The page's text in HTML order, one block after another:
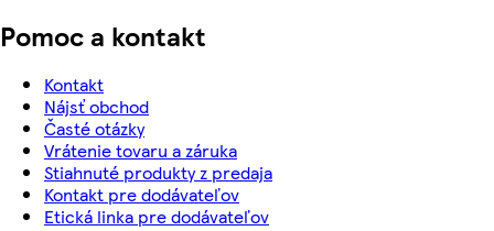
Pomoc a kontakt
Kontakt
Nájsť obchod
Časté otázky
Vrátenie tovaru a záruka
Stiahnuté produkty z predaja
Kontakt pre dodávateľov
Etická linka pre dodávateľov